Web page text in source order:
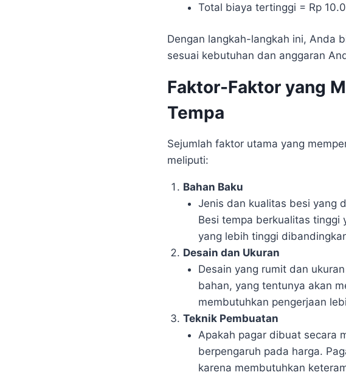
Total biaya tertinggi = Rp
Dengan langkah-langkah ini, Anda
sesuai kebutuhan dan anggaran
Faktor-Faktor yang
Tempa
Sejumlah faktor utama yang
meliputi:
Bahan Baku
Jenis dan kualitas besi yang
Besi tempa berkualitas tinggi
yang lebih tinggi
Desain dan Ukuran
Desain yang rumit dan
bahan, yang tentunya akan
membutuhkan pengerjaan
Teknik Pembuatan
Apakah pagar dibuat secara
berpengaruh pada harga.
karena membutuhkan